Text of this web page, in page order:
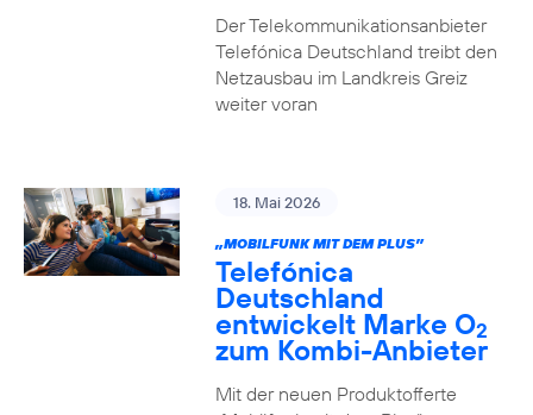
Der Telekommunikationsanbieter
Telefónica Deutschland treibt den
Netzausbau im Landkreis Greiz
weiter voran
18. Mai 2026
„MOBILFUNK MIT DEM PLUS”
Telefónica
Deutschland
entwickelt Marke O2
zum Kombi-Anbieter
Mit der neuen Produktofferte